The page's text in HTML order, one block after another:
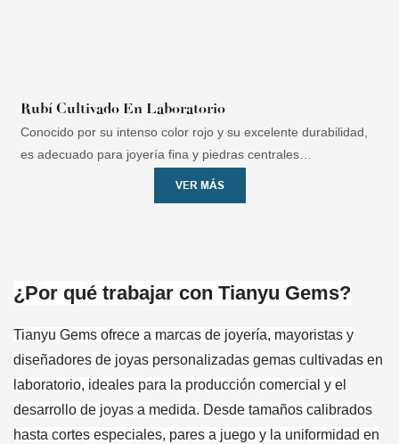
Rubí Cultivado En Laboratorio
Conocido por su intenso color rojo y su excelente durabilidad,
es adecuado para joyería fina y piedras centrales
VER MÁS
¿Por qué trabajar con Tianyu Gems?
Tianyu Gems ofrece a marcas de joyería, mayoristas y
diseñadores de joyas personalizadas gemas cultivadas en
laboratorio, ideales para la producción comercial y el
desarrollo de joyas a medida. Desde tamaños calibrados
hasta cortes especiales, pares a juego y la uniformidad en